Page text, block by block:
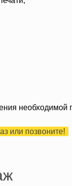
или позвоните!